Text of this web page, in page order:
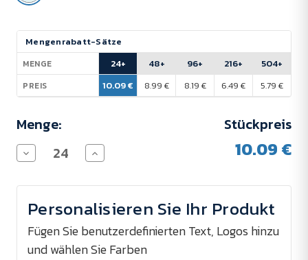
Aktueller
Lagerbestand:
Mengenrabatt-Sätze
MENGE
PREIS
24+
10.09 €
48+
8.99 €
96+
8.19 €
216+
6.49 €
504+
5.79 €
Menge:
Menge
von
FRESH
ml
verringern
Menge
von
FRESH
ml
erhöhen
Stückpreis
10.09 €
Personalisieren Sie Ihr Produkt
Fügen Sie benutzerdefinierten Text, Logos hinzu
und wählen Sie Farben